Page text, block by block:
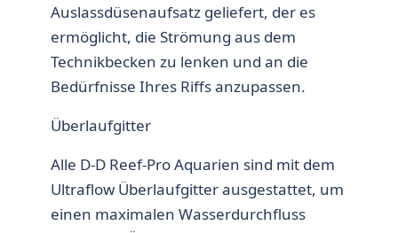
Auslassdüsenaufsatz geliefert, der es
ermöglicht, die Strömung aus dem
Technikbecken zu lenken und an die
Bedürfnisse Ihres Riffs anzupassen.
Überlaufgitter
Alle D-D Reef-Pro Aquarien sind mit dem
Ultraflow Überlaufgitter ausgestattet, um
einen maximalen Wasserdurchfluss